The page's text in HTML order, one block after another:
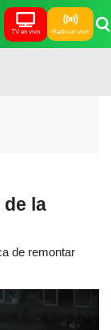
TV en vivo Radio en vivo
la
de remontar